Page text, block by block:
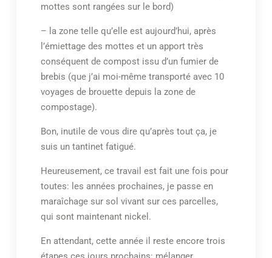
mottes sont rangées sur le bord)
– la zone telle qu’elle est aujourd’hui, après
l’émiettage des mottes et un apport très
conséquent de compost issu d’un fumier de
brebis (que j’ai moi-même transporté avec 10
voyages de brouette depuis la zone de
compostage).
Bon, inutile de vous dire qu’après tout ça, je
suis un tantinet fatigué.
Heureusement, ce travail est fait une fois pour
toutes: les années prochaines, je passe en
maraîchage sur sol vivant sur ces parcelles,
qui sont maintenant nickel.
En attendant, cette année il reste encore trois